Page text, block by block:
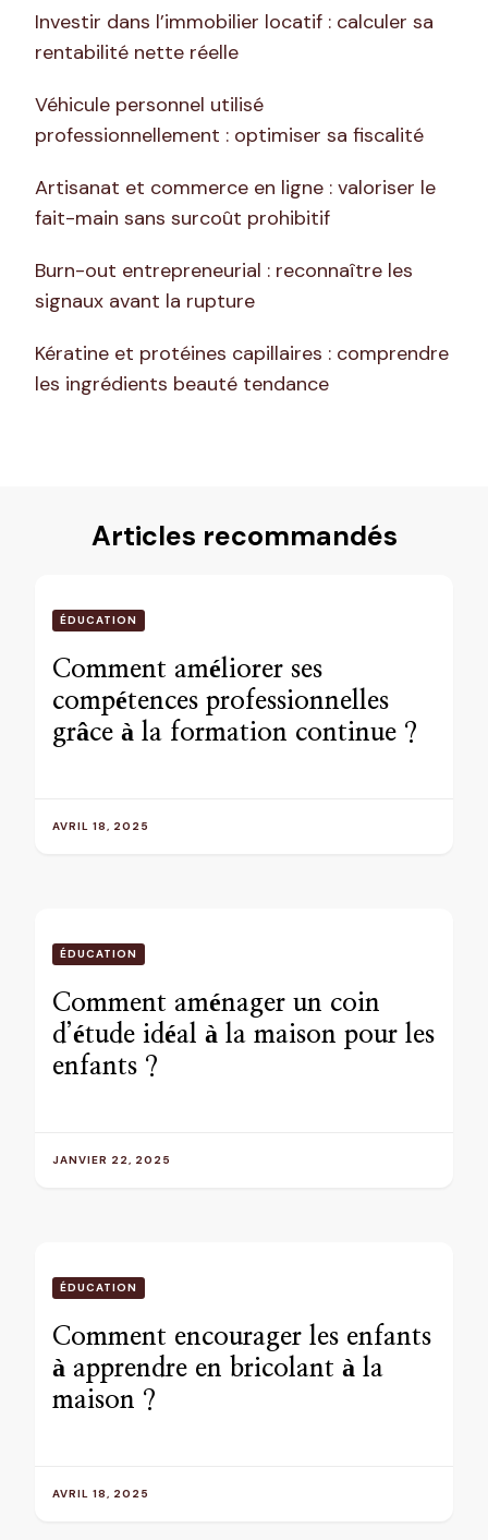
Investir dans l’immobilier locatif : calculer sa
rentabilité nette réelle
Véhicule personnel utilisé
professionnellement : optimiser sa fiscalité
Artisanat et commerce en ligne : valoriser le
fait-main sans surcoût prohibitif
Burn-out entrepreneurial : reconnaître les
signaux avant la rupture
Kératine et protéines capillaires : comprendre
les ingrédients beauté tendance
Articles recommandés
ÉDUCATION
Comment améliorer ses
compétences professionnelles
grâce à la formation continue ?
AVRIL 18, 2025
ÉDUCATION
Comment aménager un coin
d’étude idéal à la maison pour les
enfants ?
JANVIER 22, 2025
ÉDUCATION
Comment encourager les enfants
à apprendre en bricolant à la
maison ?
AVRIL 18, 2025